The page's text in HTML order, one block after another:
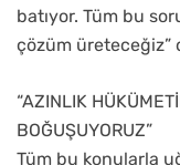
batıyor. Tüm bu
çözüm üreteceğiz”
“AZINLIK
BOĞUŞUYORUZ”
Tüm bu konularla